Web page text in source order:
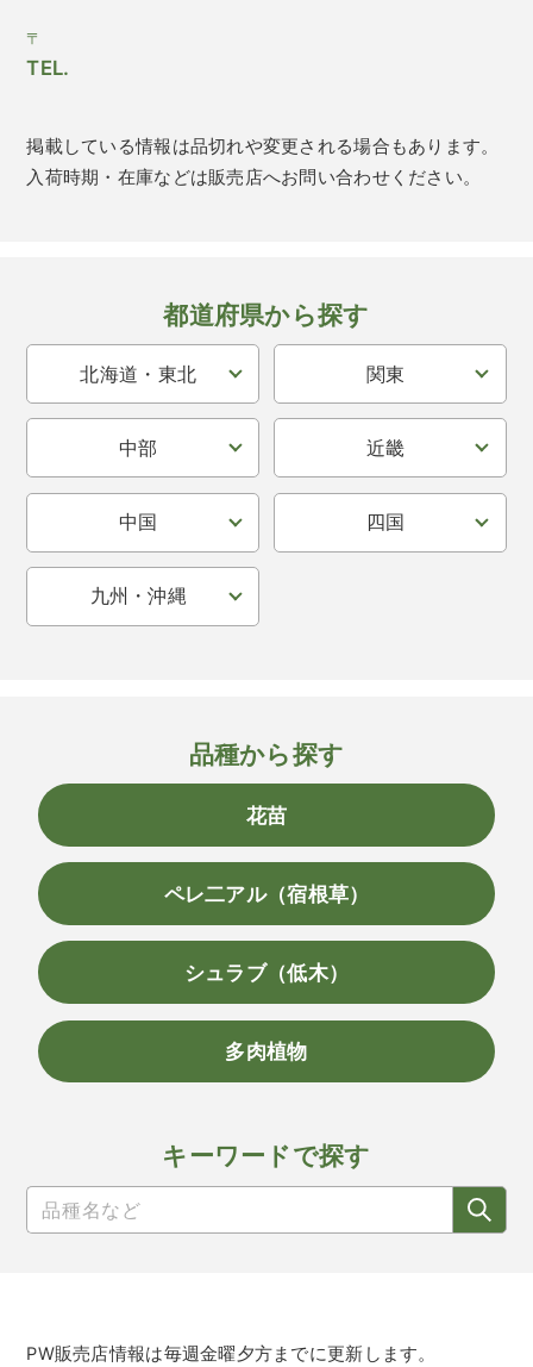
〒
TEL.
掲載している情報は品切れや変更される場合もあります。
入荷時期・在庫などは販売店へお問い合わせください。
都道府県から探す
北海道・東北 関東
中部 近畿
中国 四国
九州・沖縄
品種から探す
花苗
ペレ二アル（宿根草）
シュラブ（低木）
多肉植物
キーワードで探す
PW販売店情報は毎週金曜夕方までに更新します。